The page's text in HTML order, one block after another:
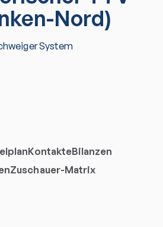
Nord)
System
KontakteBilanzen
Zuschauer-Matrix